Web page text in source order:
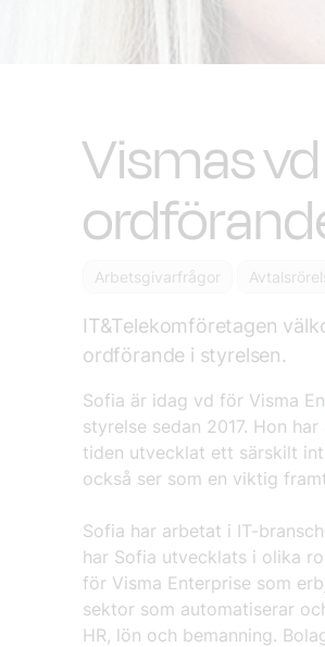
Vismas
Arbetsgivarfrågor
IT&Telekomföretagen
ordförande i styrelsen.
Sofia är idag vd för Visma
styrelse sedan 2017. Hon
tiden utvecklat ett särskilt
också ser som en viktig
Sofia har arbetat i IT-
har Sofia utvecklats i olika
för Visma Enterprise som
sektor som automatiserar
HR, lön och bemanning.